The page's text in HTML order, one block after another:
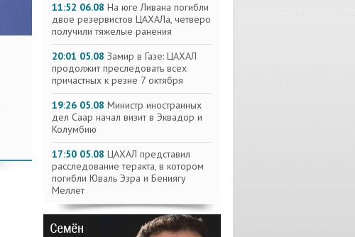
11:52 06.08 На юге Ливана погибли
двое резервистов ЦАХАЛа, четверо
получили тяжелые ранения
20:01 05.08 Замир в Газе: ЦАХАЛ
продолжит преследовать всех
причастных к резне 7 октября
19:26 05.08 Министр иностранных
дел Саар начал визит в Эквадор и
Колумбию
17:50 05.08 ЦАХАЛ представил
расследование теракта, в котором
погибли Юваль Эзра и Бениягу
Меллет